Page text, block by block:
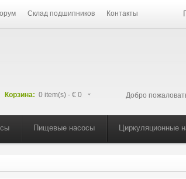
Склад подшипников Контакты
Добро
Корзина: 0 item(s) - € 0
Пищевые насосы Циркуляционные